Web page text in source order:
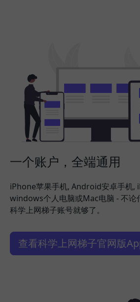
一个账户，全端通用
iPhone苹果手机, Android安卓手机,
windows个人电脑或Mac电脑 - 不论
科学上网梯子账号就够了。
查看科学上网梯子官网版